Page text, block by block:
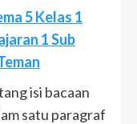
5 Kelas 1
1 Sub
isi bacaan
satu paragraf